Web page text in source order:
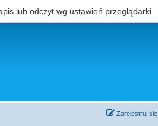
Zarejestruj się
lub odczyt wg ustawień przeglądarki.